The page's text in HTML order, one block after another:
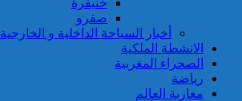
خنيفرة
صفرو
أخبار السياحة الداخلية و الخارجية
الانشطة الملكية
الصحراء المغربية
رياضة
مغاربة العالم